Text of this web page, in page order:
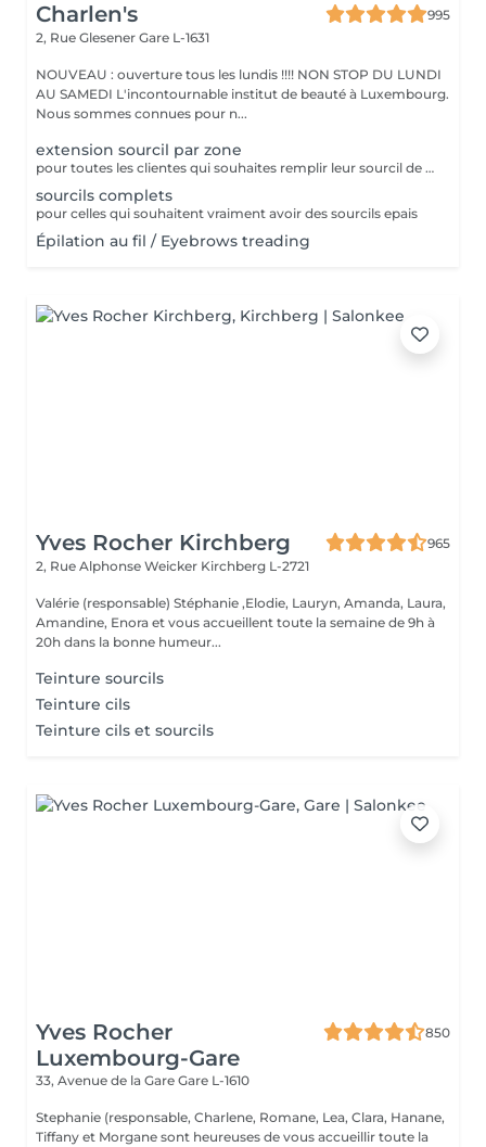
Charlen's
995
2, Rue Glesener Gare L-1631
NOUVEAU : ouverture tous les lundis !!!! NON STOP DU LUNDI
AU SAMEDI L'incontournable institut de beauté à Luxembourg.
Nous sommes connues pour n...
extension sourcil par zone
pour toutes les clientes qui souhaites remplir leur sourcil de facon temporaire et naturel cette prestation est faites pour vous
sourcils complets
pour celles qui souhaitent vraiment avoir des sourcils epais
Épilation au fil / Eyebrows treading
Yves Rocher Kirchberg
965
2, Rue Alphonse Weicker Kirchberg L-2721
Valérie (responsable) Stéphanie ,Elodie, Lauryn, Amanda, Laura,
Amandine, Enora et vous accueillent toute la semaine de 9h à
20h dans la bonne humeur...
Teinture sourcils
Teinture cils
Teinture cils et sourcils
Yves Rocher
Luxembourg-Gare
850
33, Avenue de la Gare Gare L-1610
Stephanie (responsable, Charlene, Romane, Lea, Clara, Hanane,
Tiffany et Morgane sont heureuses de vous accueillir toute la